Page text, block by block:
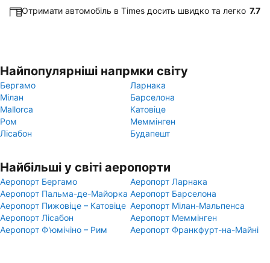
Отримати автомобіль в Times досить швидко та легко 7.7
Найпопулярніші напрмки світу
Бергамо
Ларнака
Мілан
Барселона
Mallorca
Катовіце
Ром
Меммінген
Лісабон
Будапешт
Найбільші у світі аеропорти
Аеропорт Бергамо
Аеропорт Ларнака
Аеропорт Пальма-де-Майорка Аеропорт Барселона
Аеропорт Пижовіце – Катовіце Аеропорт Мілан-Мальпенса
Аеропорт Лісабон
Аеропорт Меммінген
Аеропорт Ф'юмічіно – Рим
Аеропорт Франкфурт-на-Майні